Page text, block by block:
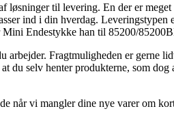
til levering. En der er
ind i din hverdag. Leveringstypen
Mini Endestykke han til 85200/
Fragtmuligheden er gerne
du selv henter produkterne, som
når vi mangler dine nye varer om